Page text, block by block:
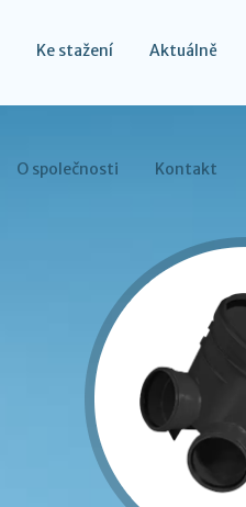
Ke stažení Aktuálně
O společnosti Kontakt